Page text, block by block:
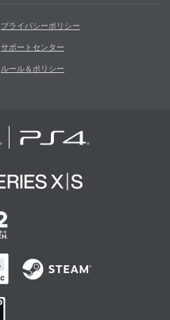
プライバシーポリシー
サポートセンター
ルール＆ポリシー